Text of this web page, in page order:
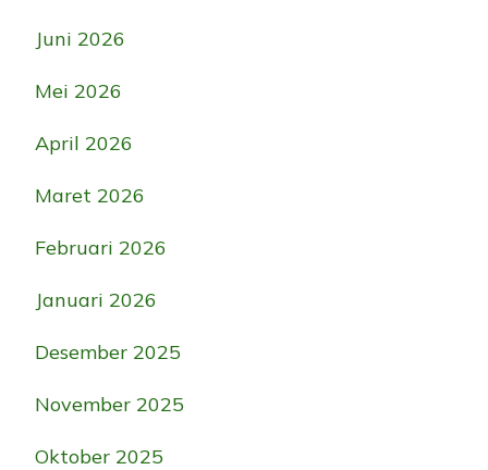
Juni 2026
Mei 2026
April 2026
Maret 2026
Februari 2026
Januari 2026
Desember 2025
November 2025
Oktober 2025